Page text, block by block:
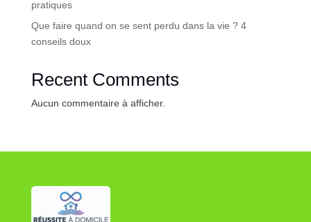
pratiques
Que faire quand on se sent perdu dans la vie ? 4
conseils doux
Recent Comments
Aucun commentaire à afficher.